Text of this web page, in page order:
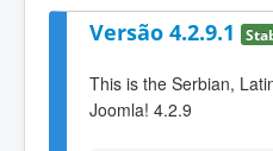
Versão 4.2.9.1
This is the Serbian,
Joomla! 4.2.9